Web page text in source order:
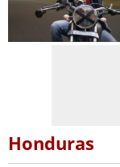
Honduras